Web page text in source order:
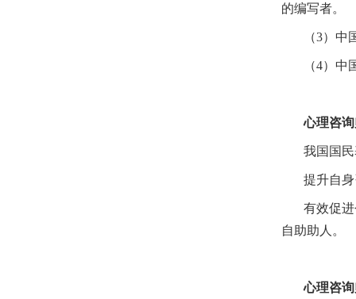
的编写者。
（3）中
（4）中
心理咨
我国国
提升自
有效促
自助助人。
心理咨